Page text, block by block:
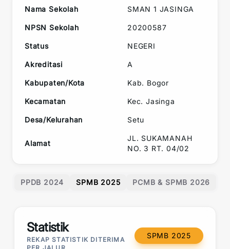
Nama Sekolah SMAN 1 JASINGA
NPSN Sekolah 20200587
Status NEGERI
Akreditasi A
Kabupaten/Kota Kab. Bogor
Kecamatan Kec. Jasinga
Desa/Kelurahan Setu
Alamat
JL. SUKAMANAH
NO. 3 RT. 04/02
PPDB 2024 SPMB 2025 PCMB & SPMB 2026
Statistik
REKAP STATISTIK DITERIMA
SPMB 2025